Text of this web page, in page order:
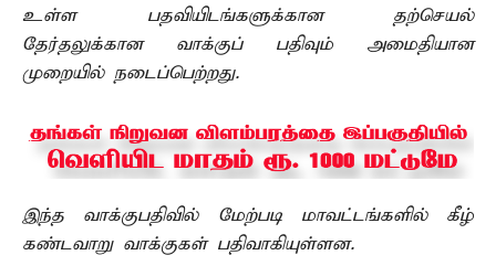
உள்ள பதவியிடங்களுக்கான தற்செயல்
தேர்தலுக்கான வாக்குப் பதிவும் அமைதியான
முறையில் நடைப்பெற்றது.
இந்த வாக்குபதிவில் மேற்படி மாவட்டங்களில் கீழ்
கண்டவாறு வாக்குகள் பதிவாகியுள்ளன.